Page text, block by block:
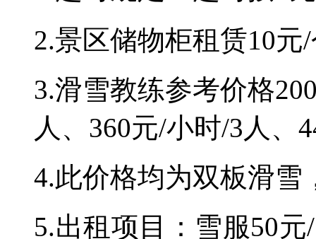
2.景区储物柜租赁10元/
3.滑雪教练参考价格
人、 360元/小时/3 人、
4.此价格均为双板滑雪
5.出租项目：雪服50元